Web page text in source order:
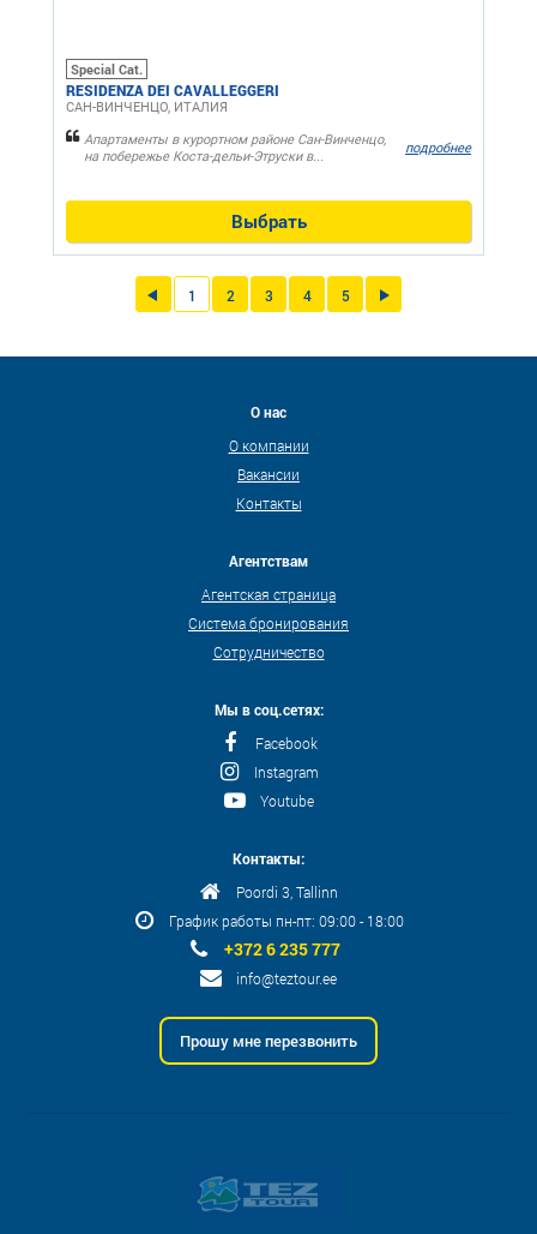
Special Cat.
RESIDENZA DEI CAVALLEGGERI
САН-ВИНЧЕНЦО, ИТАЛИЯ
Апартаменты в курортном районе Сан-Винченцо,
на побережье Коста-дельи-Этруски в...
подробнее
Выбрать
1 2 3 4 5
О нас
О компании
Вакансии
Контакты
Агентствам
Агентская страница
Система бронирования
Сотрудничество
Мы в соц.сетях:
Facebook
Instagram
Youtube
Контакты:
Poordi 3, Tallinn
График работы пн-пт: 09:00 - 18:00
+372 6 235 777
info@teztour.ee
Прошу мне перезвонить